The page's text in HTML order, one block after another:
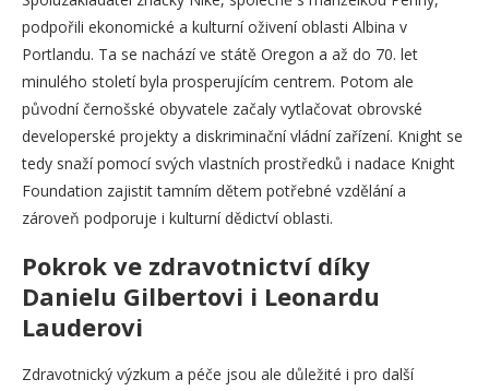
podpořili ekonomické a kulturní oživení oblasti Albina v
Portlandu. Ta se nachází ve státě Oregon a až do 70. let
minulého století byla prosperujícím centrem. Potom ale
původní černošské obyvatele začaly vytlačovat obrovské
developerské projekty a diskriminační vládní zařízení. Knight se
tedy snaží pomocí svých vlastních prostředků i nadace Knight
Foundation zajistit tamním dětem potřebné vzdělání a
zároveň podporuje i kulturní dědictví oblasti.
Pokrok ve zdravotnictví díky
Danielu Gilbertovi i Leonardu
Lauderovi
Zdravotnický výzkum a péče jsou ale důležité i pro další